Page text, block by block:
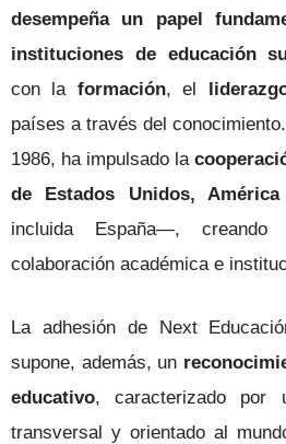
desempeña un papel
instituciones de educación
con la formación, el
países a través del
1986, ha impulsado la
de Estados Unidos,
incluida España—,
colaboración académica e
La adhesión de Next
supone, además, un
educativo, caracterizado por
transversal y orientado al